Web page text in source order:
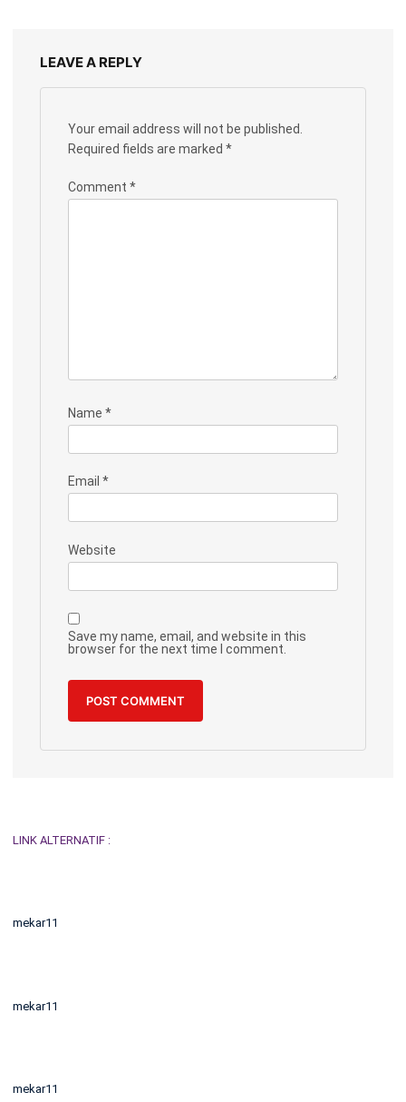
LEAVE A REPLY
Your email address will not be published.
Required fields are marked *
Comment *
Name *
Email *
Website
Save my name, email, and website in this
browser for the next time I comment.
LINK ALTERNATIF :
mekar11
mekar11
mekar11